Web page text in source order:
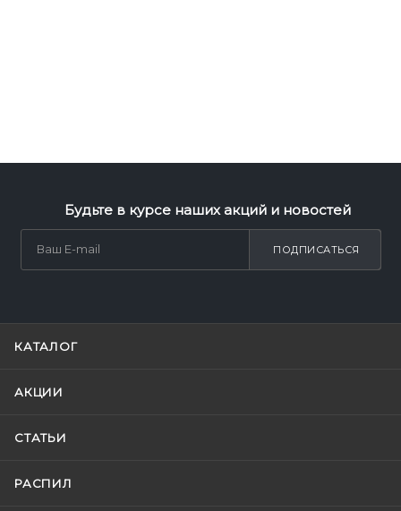
Будьте в курсе наших акций и новостей
ПОДПИСАТЬСЯ
КАТАЛОГ
АКЦИИ
СТАТЬИ
РАСПИЛ